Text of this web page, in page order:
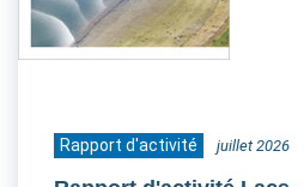
Rapport d'activité juillet 2026